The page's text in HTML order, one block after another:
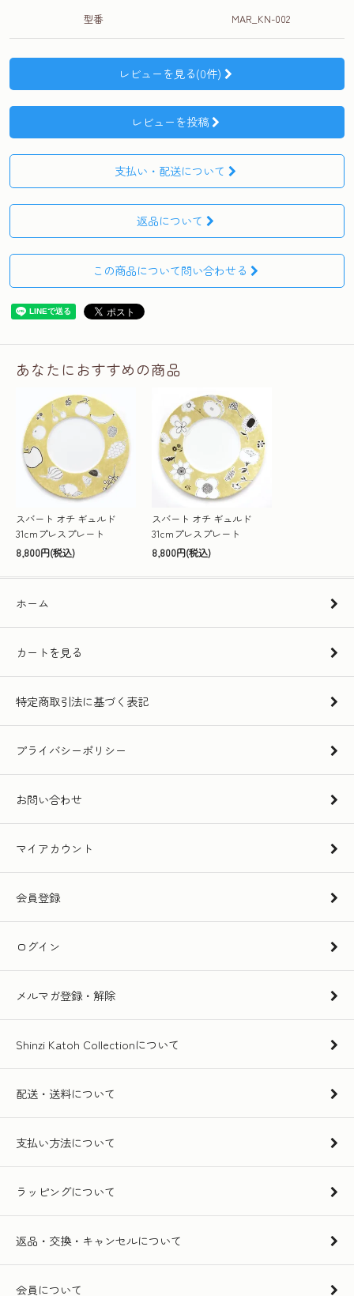
型番 MAR_KN-002
レビューを見る(0件)
レビューを投稿
支払い・配送について
返品について
この商品について問い合わせる
あなたにおすすめの商品
スバート オチ ギュルド
31cmプレスプレート
8,800円(税込)
スバート オチ ギュルド
31cmプレスプレート
8,800円(税込)
ホーム
カートを見る
特定商取引法に基づく表記
プライバシーポリシー
お問い合わせ
マイアカウント
会員登録
ログイン
メルマガ登録・解除
Shinzi Katoh Collectionについて
配送・送料について
支払い方法について
ラッピングについて
返品・交換・キャンセルについて
会員について